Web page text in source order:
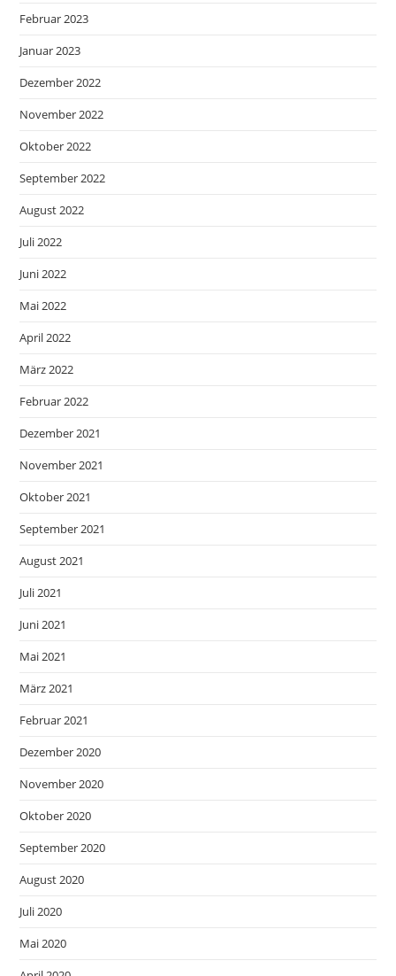
Februar 2023
Januar 2023
Dezember 2022
November 2022
Oktober 2022
September 2022
August 2022
Juli 2022
Juni 2022
Mai 2022
April 2022
März 2022
Februar 2022
Dezember 2021
November 2021
Oktober 2021
September 2021
August 2021
Juli 2021
Juni 2021
Mai 2021
März 2021
Februar 2021
Dezember 2020
November 2020
Oktober 2020
September 2020
August 2020
Juli 2020
Mai 2020